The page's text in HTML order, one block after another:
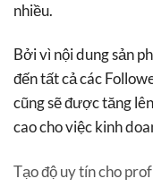
nhiều.
Bởi vì nội dung sản
đến tất cả các
cũng sẽ được tăng
cao cho việc kinh
Tạo độ uy tín cho